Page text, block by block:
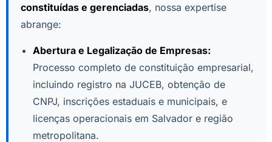
constituídas e gerenciadas, nossa expertise
abrange:
Abertura e Legalização de Empresas:
Processo completo de constituição empresarial,
incluindo registro na JUCEB, obtenção de
CNPJ, inscrições estaduais e municipais, e
licenças operacionais em Salvador e região
metropolitana.